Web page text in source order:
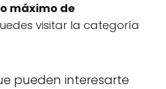
máximo de
visitar la categoría
pueden interesarte